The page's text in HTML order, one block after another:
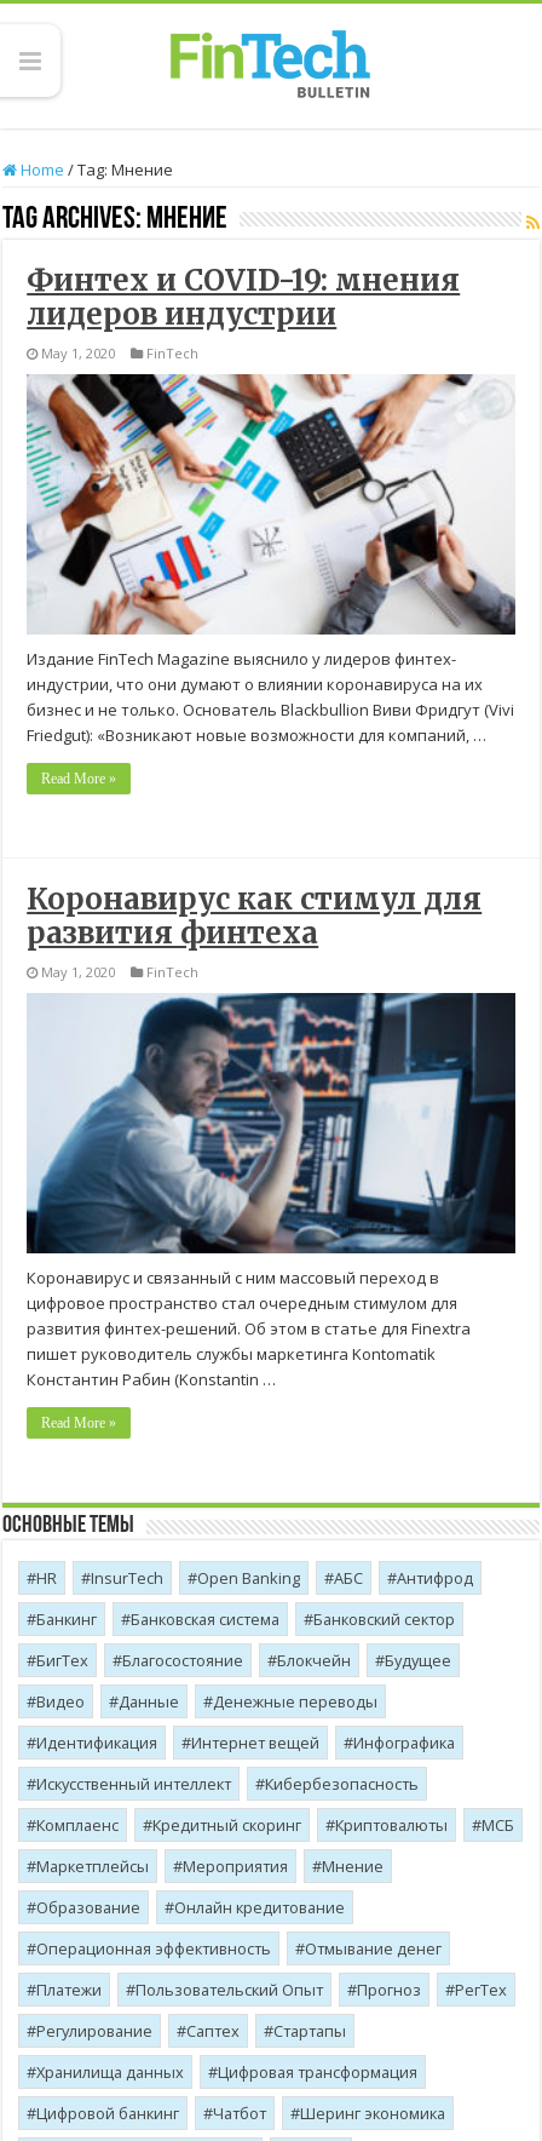
Home /Tag:Мнение
Tag Archives: Мнение
Финтех и COVID-19: мнения
лидеров индустрии
May 1, 2020 FinTech
Издание FinTech Magazine выяснило у лидеров финтех-
индустрии, что они думают о влиянии коронавируса на их
бизнес и не только. Основатель Blackbullion Виви Фридгут (Vivi
Friedgut): «Возникают новые возможности для компаний, …
Read More »
Коронавирус как стимул для
развития финтеха
May 1, 2020 FinTech
Коронавирус и связанный с ним массовый переход в
цифровое пространство стал очередным стимулом для
развития финтех-решений. Об этом в статье для Finextra
пишет руководитель службы маркетинга Kontomatik
Константин Рабин (Konstantin …
Read More »
Основные темы
HR InsurTech Open Banking АБС
Антифрод
Банкинг
Банковская система
Банковский сектор
БигТех
Благосостояние Блокчейн
Будущее
Видео
Данные
Денежные переводы
Идентификация
Интернет вещей
Инфографика
Искусственный интеллект
Кибербезопасность
Комплаенс
Кредитный скоринг Криптовалюты
МСБ
Маркетплейсы
Мероприятия
Мнение
Образование
Онлайн кредитование
Операционная эффективность
Отмывание денег
Платежи
Пользовательский Опыт Прогноз
РегТех
Регулирование
Саптех
Стартапы
Хранилища данных
Цифровая трансформация
Цифровой банкинг
Чатбот
Шеринг экономика